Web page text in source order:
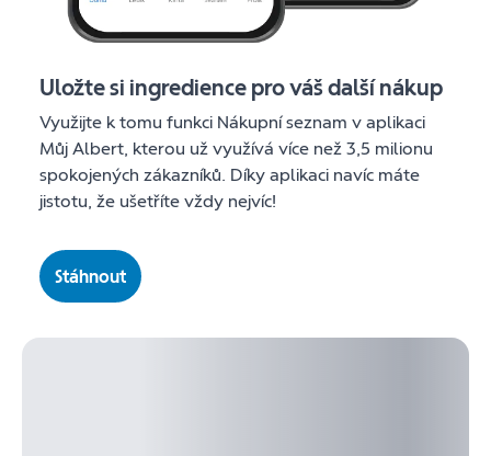
Uložte si ingredience pro váš další nákup
Využijte k tomu funkci Nákupní seznam v aplikaci
Můj Albert, kterou už využívá více než 3,5 milionu
spokojených zákazníků. Díky aplikaci navíc máte
jistotu, že ušetříte vždy nejvíc!
Stáhnout